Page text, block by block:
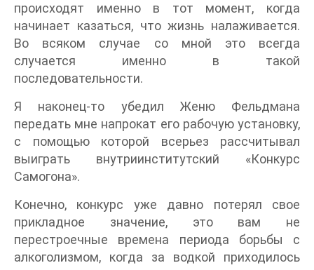
происходят именно в тот момент, когда
начинает казаться, что жизнь налаживается.
Во всяком случае со мной это всегда
случается именно в такой
последовательности.
Я наконец-то убедил Женю Фельдмана
передать мне напрокат его рабочую установку,
с помощью которой всерьез рассчитывал
выиграть внутриинститутский «Конкурс
Самогона».
Конечно, конкурс уже давно потерял свое
прикладное значение, это вам не
перестроечные времена периода борьбы с
алкоголизмом, когда за водкой приходилось